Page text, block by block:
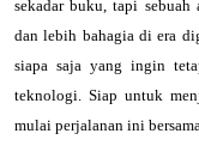
sekadar buku, tapi
dan lebih bahagia di era
siapa saja yang ingin
teknologi. Siap untuk
mulai perjalanan ini